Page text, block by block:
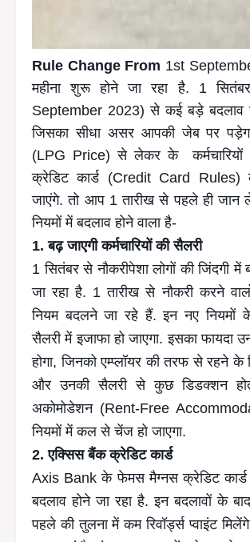
Rule Change From 1st
महीना शुरू होने जा रहा है. 1
September 2023) से कई बड़े बदलाव
जिसका सीधा असर आपकी जेब पर
(LPG Price) से लेकर के
क्रेडिट कार्ड (Credit Card
जाएंगे. तो आप 1 तारीख से पहले ही जान
नियमों में बदलाव होने वाला है-
1. बढ़ जाएगी कर्मचारियों की सैलरी
1 सितंबर से नौकरीपेशा लोगों की जिंदगी में
जा रहा है. 1 तारीख से नौकरी करने
नियम बदलने जा रहे हैं. इन नए नियमों
सैलरी में इजाफा हो जाएगा. इसका फायदा
होगा, जिनको एम्प्लॉयर की तरफ से रहने के
और उनकी सैलरी से कुछ डिडक्शन
अकोमोडेशन (Rent-Free
नियमों में कल से चेंज हो जाएगा.
2. एक्सिस बैंक क्रेडिट कार्ड
Axis Bank के फेमस मैग्नस क्रेडिट
बदलाव होने जा रहा है. इन बदलावों के
पहले की तुलना में कम रिवॉर्ड्स प्वाइंट